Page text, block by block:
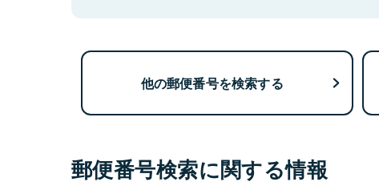
他の郵便番号を検索する
郵便番号検索に関する情報